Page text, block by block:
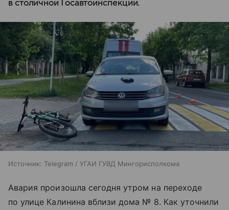
в столичной Госавтоинспекции.
Источник: Telegram / УГАИ ГУВД Мингорисполкома
Авария произошла сегодня утром на переходе
по улице Калинина вблизи дома № 8. Как уточнили